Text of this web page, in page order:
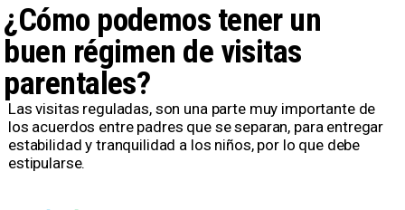
¿Cómo podemos tener un
buen régimen de visitas
parentales?
Las visitas reguladas, son una parte muy importante de
los acuerdos entre padres que se separan, para entregar
estabilidad y tranquilidad a los niños, por lo que debe
estipularse.